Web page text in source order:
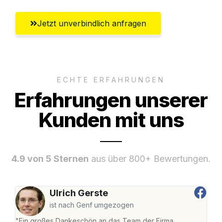
Jetzt unverbindlich anfragen
ECHTE ERFAHRUNGEN
Erfahrungen unserer
Kunden mit uns
4.9 von 5 Sternen aus über 800+ Bewertungen.
Ulrich Gerste
ist nach Genf umgezogen